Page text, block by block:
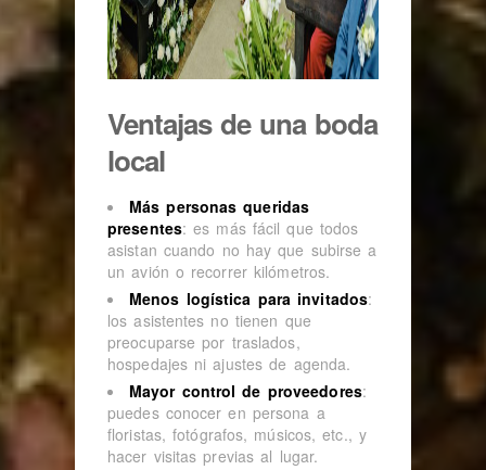
Ventajas de una boda
local
Más personas queridas
presentes: es más fácil que todos
asistan cuando no hay que subirse a
un avión o recorrer kilómetros.
Menos logística para invitados:
los asistentes no tienen que
preocuparse por traslados,
hospedajes ni ajustes de agenda.
Mayor control de proveedores:
puedes conocer en persona a
floristas, fotógrafos, músicos, etc., y
hacer visitas previas al lugar.